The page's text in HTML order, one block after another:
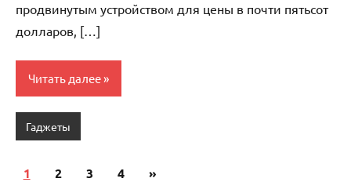
продвинутым устройством для цены в почти пятьсот
долларов, […]
Читать далее
Гаджеты
1 2 3 4
Следующие
»